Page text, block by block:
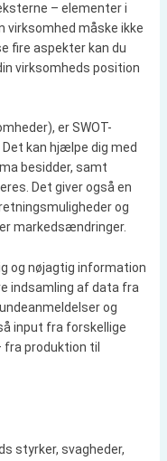
– elementer i
virksomhed måske ikke
fire aspekter kan du
virksomheds position
er SWOT-
kan hjælpe dig med
besidder, samt
Det giver også en
og
markedsændringer.
og nøjagtig information
indsamling af data fra
og
input fra forskellige
produktion til
styrker, svagheder,